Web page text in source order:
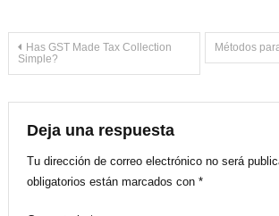
Navegación
entradas
Has GST Made Tax Collection
Simple?
Métodos
Deja una respuesta
Tu dirección de correo electrónico no será
obligatorios están marcados con *